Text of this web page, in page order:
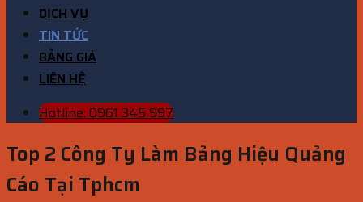
DỊCH VỤ
TIN TỨC
BẢNG GIÁ
LIÊN HỆ
Hotline: 0961 345 997
Top 2 Công Ty Làm Bảng Hiệu Quảng
Cáo Tại Tphcm